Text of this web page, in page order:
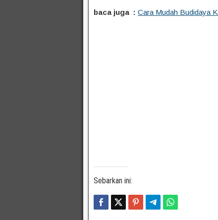
baca juga : Cara Mudah Budidaya
Sebarkan ini: